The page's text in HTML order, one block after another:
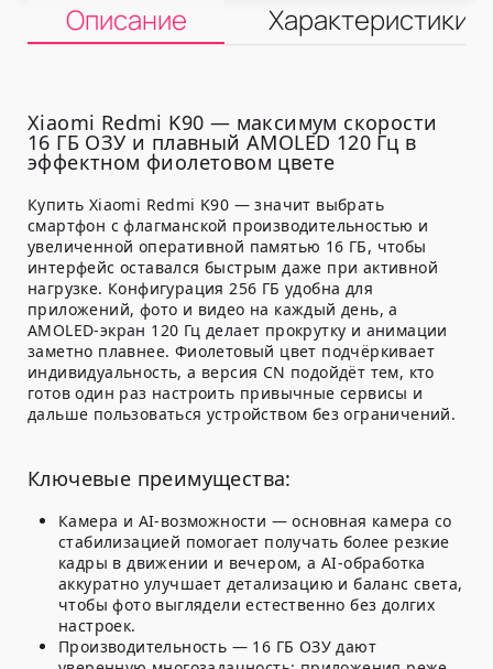
Описание Характеристики
Xiaomi Redmi K90 — максимум скорости
16 ГБ ОЗУ и плавный AMOLED 120 Гц в
эффектном фиолетовом цвете
Купить Xiaomi Redmi K90 — значит выбрать
смартфон с флагманской производительностью и
увеличенной оперативной памятью 16 ГБ, чтобы
интерфейс оставался быстрым даже при активной
нагрузке. Конфигурация 256 ГБ удобна для
приложений, фото и видео на каждый день, а
AMOLED-экран 120 Гц делает прокрутку и анимации
заметно плавнее. Фиолетовый цвет подчёркивает
индивидуальность, а версия CN подойдёт тем, кто
готов один раз настроить привычные сервисы и
дальше пользоваться устройством без ограничений.
Ключевые преимущества:
Камера и AI-возможности — основная камера со
стабилизацией помогает получать более резкие
кадры в движении и вечером, а AI-обработка
аккуратно улучшает детализацию и баланс света,
чтобы фото выглядели естественно без долгих
настроек.
Производительность — 16 ГБ ОЗУ дают